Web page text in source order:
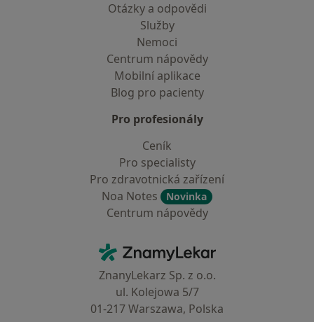
Otázky a odpovědi
Služby
Nemoci
Centrum nápovědy
Mobilní aplikace
Blog pro pacienty
Pro profesionály
Ceník
Pro specialisty
Pro zdravotnická zařízení
Noa Notes
Novinka
Centrum nápovědy
ZnamyLekar - Hlavní stránka
ZnanyLekarz Sp. z o.o.
ul. Kolejowa 5/7
01-217 Warszawa, Polska